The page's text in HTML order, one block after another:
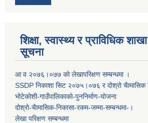
शिक्षा, स्वास्थ्य र प्राविधिक
सूचना
आ व २०७६।०७७ काे लेखापरिक्षण सम्बन्धमा ।
SSDP निकाशा सिट २०७५।०७६ र दोश्रो चैामासिक
भोटेकोशी-गाउँपालिकाको-पुननिर्माण-योजना
दोश्रो-चैामासिक-निकासा-रकम-जम्मा-सम्बन्धमा-।
लेखा परिक्षण सम्बन्धमा